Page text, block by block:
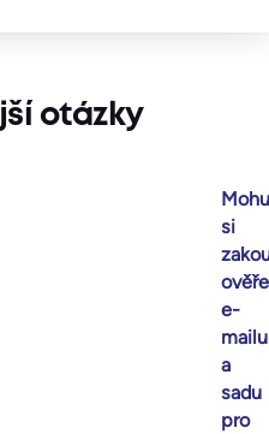
otázky
Mohu
si
e-
mailu
a
sadu
pro